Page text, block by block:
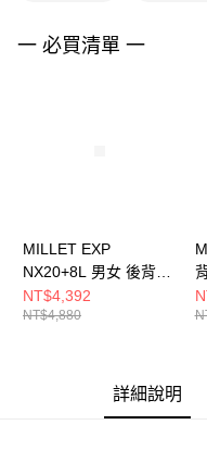
４．使用「AFTEE先享後付」
一 必買清單 一
MILLET EXP
NX20+8L 男女 後背包
MIS01310N0247
NT$4,392
NT$4,880
詳細說明